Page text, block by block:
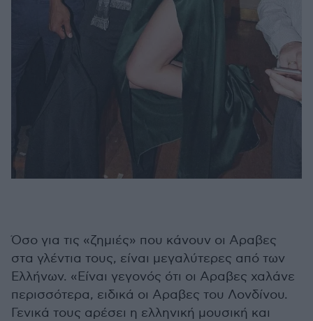
Όσο για τις «ζημιές» που κάνουν οι Αραβες
στα γλέντια τους, είναι μεγαλύτερες από των
Ελλήνων. «Είναι γεγονός ότι οι Αραβες χαλάνε
περισσότερα, ειδικά οι Αραβες του Λονδίνου.
Γενικά τους αρέσει η ελληνική μουσική και